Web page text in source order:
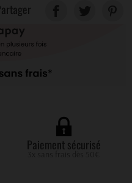
Paiement sécurisé